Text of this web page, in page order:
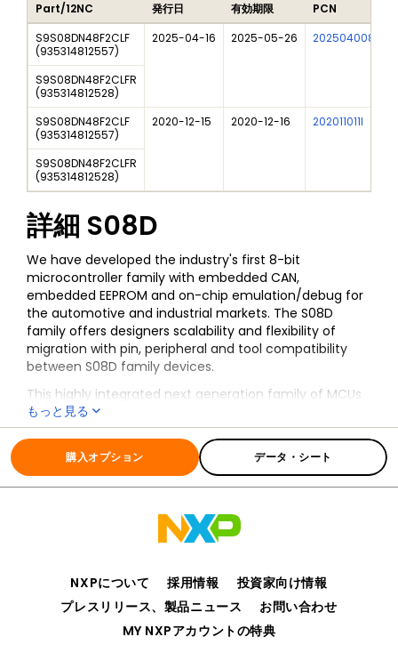
Part/12NC 発行日 有効期限 PCN
S9S08DN48F2CLF
(935314812557)
2025-04-16 2025-05-26 202504008I
S9S08DN48F2CLFR
(935314812528)
S9S08DN48F2CLF
(935314812557)
2020-12-15 2020-12-16 202011011I
S9S08DN48F2CLFR
(935314812528)
詳細 S08D
We have developed the industry's first 8-bit
microcontroller family with embedded CAN,
embedded EEPROM and on-chip emulation/debug for
the automotive and industrial markets. The S08D
family offers designers scalability and flexibility of
migration with pin, peripheral and tool compatibility
between S08D family devices.
This highly integrated next generation family of MCUs
is packed with features designed to provide increased
performance, as well as save power, development
time, board space and cost.
Learn More
もっと見る
全ての情報 S08D
購入オプション データ・シート
NXPについて 採用情報
投資家向け情報
プレスリリース、製品ニュース
お問い合わせ
MY NXPアカウントの特典